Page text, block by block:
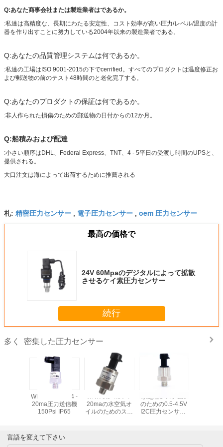
Q:あなた商事会社または製造業者はであるか。
:私達は高精度な、長期にわたる安定性、コスト効率が高い圧力/レベル/温度の計
器を作り出すことに努力している2004年以来の製造業者である。
Q:あなたの品質管理システムは何であるか。
:私達の工場はISO 9001-2015の下でcerrified。すべてのプロダクトは温度修正お
よび郵送物の前のテスト48時間のと老化完了する。
Q:あなたのプロダクトの保証は何であるか。
:非人作られた損傷のための郵送物の日付からの12か月。
Q:船積みおよび配達
:小さい順序はDHL、Federal Express、TNT、4 - 5平日の受渡し時間のUPSと、
提供される。
大口注文は海によって出荷するために推薦される
札: 精密圧力センサー , 電子圧力センサー , oem 圧力センサー
最高の価格で
24V 60Mpaのデジタルによって拡散
させるケイ素圧力センサー
続行
多く 密集した圧力センサー
WNK 0.5-4.5V 4 -
20ma圧力送信機
150Psi IP65
WNK 0.5-4.5V 4-
20maの水空気オ
イルのためのスマ
水処理システム0
のための0.5-4.5V
I2C圧力センサー-
言語を変えて下さい